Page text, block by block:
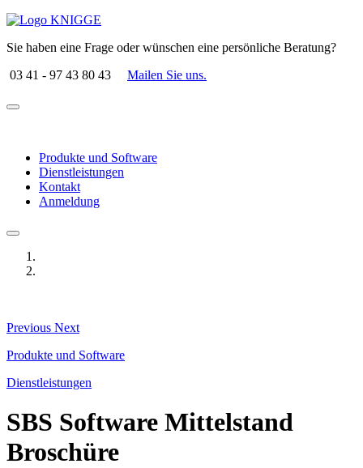
Sie haben eine Frage oder wünschen eine persönliche Beratung?
03 41 - 97 43 80 43
Mailen Sie uns.
Produkte und Software
Dienstleistungen
Kontakt
Anmeldung
Previous Next
Produkte und Software
Dienstleistungen
SBS Software Mittelstand
Broschüre